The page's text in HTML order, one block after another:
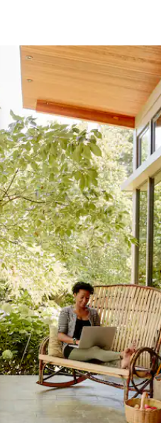
de flecha hacia arriba y hacia